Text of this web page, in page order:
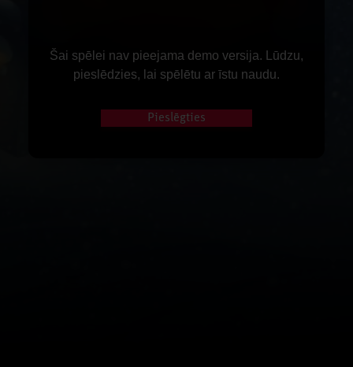
Šai spēlei nav pieejama demo versija. Lūdzu,
pieslēdzies, lai spēlētu ar īstu naudu.
Pieslēgties